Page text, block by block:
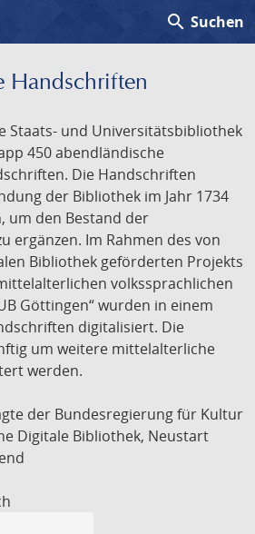
search Suchen
Handschriften
Staats- und Universitätsbibliothek
450 abendländische
Die Handschriften
der Bibliothek im Jahr 1734
um den Bestand der
ergänzen. Im Rahmen des von
Bibliothek geförderten Projekts
volkssprachlichen
Göttingen“ wurden in einem
digitalisiert. Die
um weitere mittelalterliche
werden.
der Bundesregierung für Kultur
Digitale Bibliothek, Neustart